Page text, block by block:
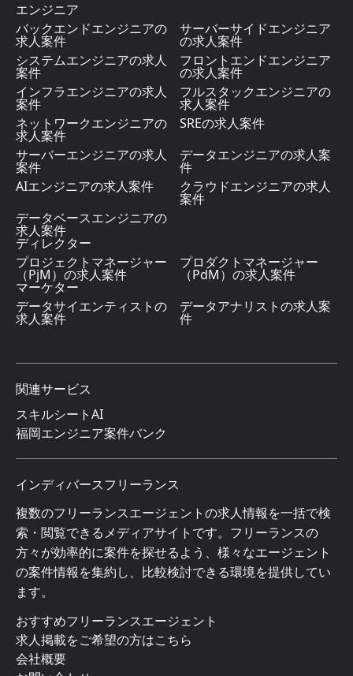
エンジニア
バックエンドエンジニアの
求人案件
サーバーサイドエンジニア
の求人案件
システムエンジニアの求人
案件
フロントエンドエンジニア
の求人案件
インフラエンジニアの求人
案件
フルスタックエンジニアの
求人案件
ネットワークエンジニアの
求人案件
SREの求人案件
サーバーエンジニアの求人
案件
データエンジニアの求人案
件
AIエンジニアの求人案件
クラウドエンジニアの求人
案件
データベースエンジニアの
求人案件
ディレクター
プロジェクトマネージャー
（PjM）の求人案件
プロダクトマネージャー
（PdM）の求人案件
マーケター
データサイエンティストの
求人案件
データアナリストの求人案
件
関連サービス
スキルシートAI
福岡エンジニア案件バンク
インディバースフリーランス
複数のフリーランスエージェントの求人情報を一括で検
索・閲覧できるメディアサイトです。フリーランスの
方々が効率的に案件を探せるよう、様々なエージェント
の案件情報を集約し、比較検討できる環境を提供してい
ます。
おすすめフリーランスエージェント
求人掲載をご希望の方はこちら
会社概要